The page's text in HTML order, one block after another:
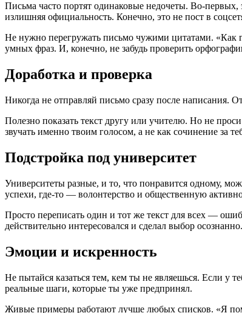
Письма часто портят одинаковые недочеты. Во-первых,
излишняя официальность. Конечно, это не пост в
Не нужно перегружать письмо чужими цитатами. «Как
умных фраз. И, конечно, не забудь проверить
Доработка и проверка
Никогда не отправляй письмо сразу после написания.
Полезно показать текст другу или учителю. Но не
звучать именно твоим голосом, а не как сочинение за
Подстройка под университет
Университеты разные, и то, что понравится одному,
успехи, где-то — волонтерство и общественную
Просто переписать один и тот же текст для всех —
действительно интересовался и сделал выбор осознанно.
Эмоции и искренность
Не пытайся казаться тем, кем ты не являешься. Если у
реальные шаги, которые ты уже предпринял.
Живые примеры работают лучше любых списков. «Я